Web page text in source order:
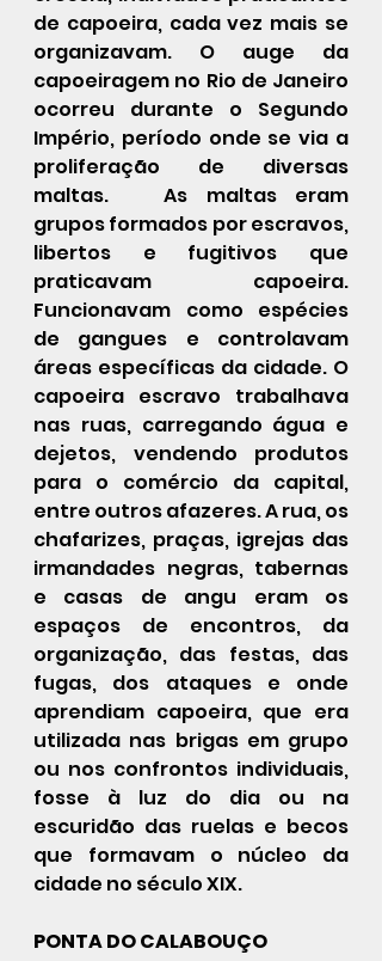
de capoeira, cada vez mais se
organizavam. O auge da
capoeiragem no Rio de Janeiro
ocorreu durante o Segundo
Império, período onde se via a
proliferação de diversas
maltas.   As maltas eram
grupos formados por escravos,
libertos e fugitivos que
praticavam capoeira.
Funcionavam como espécies
de gangues e controlavam
áreas específicas da cidade. O
capoeira escravo trabalhava
nas ruas, carregando água e
dejetos, vendendo produtos
para o comércio da capital,
entre outros afazeres. A rua, os
chafarizes, praças, igrejas das
irmandades negras, tabernas
e casas de angu eram os
espaços de encontros, da
organização, das festas, das
fugas, dos ataques e onde
aprendiam capoeira, que era
utilizada nas brigas em grupo
ou nos confrontos individuais,
fosse à luz do dia ou na
escuridão das ruelas e becos
que formavam o núcleo da
cidade no século XIX.
PONTA DO CALABOUÇO